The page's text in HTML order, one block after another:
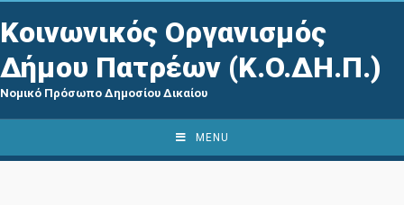
Κοινωνικός Οργανισμός
Δήμου Πατρέων (Κ.Ο.ΔΗ.Π.)
Νομικό Πρόσωπο Δημοσίου Δικαίου
MENU